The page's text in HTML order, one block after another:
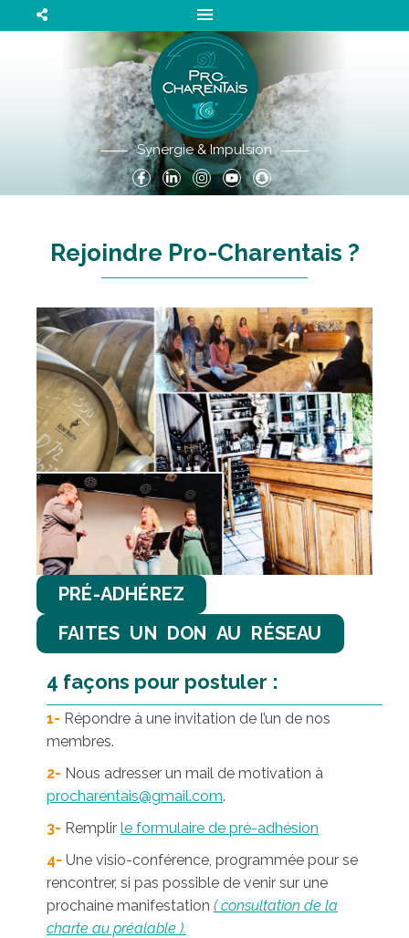
Synergie & Impulsion
Rejoindre Pro-Charentais ?
PRÉ-ADHÉREZ
FAITES UN DON AU RÉSEAU
4 façons pour postuler :
1- Répondre à une invitation de l’un de nos
membres.
2- Nous adresser un mail de motivation à
procharentais@gmail.com.
3- Remplir le formulaire de pré-adhésion
4- Une visio-conférence, programmée pour se
rencontrer, si pas possible de venir sur une
prochaine manifestation ( consultation de la
charte au préalable ).